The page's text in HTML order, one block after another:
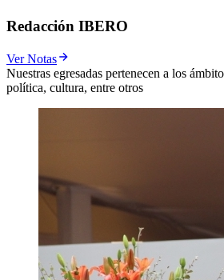
Redacción IBERO
Ver Notas
Nuestras egresadas pertenecen a los
política, cultura, entre otros